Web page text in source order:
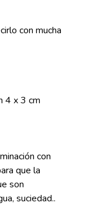
con mucha
4 x 3 cm
con
que la
son
suciedad..